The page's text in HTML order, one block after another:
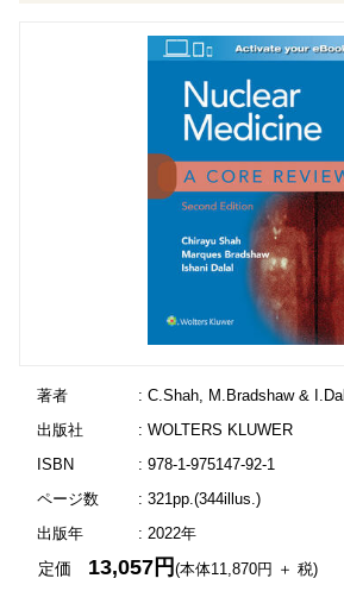
著者
: C.Shah, M.Bradshaw &
出版社
: WOLTERS KLUWER
ISBN
: 978-1-975147-92-1
ページ数
: 321pp.(344illus.)
出版年
: 2022年
定価 13,057円(本体11,870円 ＋ 税)